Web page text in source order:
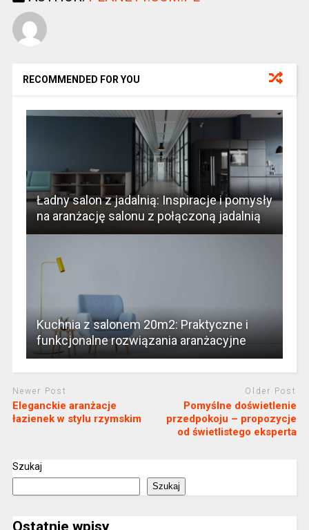
RECOMMENDED FOR YOU
Ładny salon z jadalnią: Inspiracje i pomysły
na aranżację salonu z połączoną jadalnią
Kuchnia z salonem 20m2: Praktyczne i
funkcjonalne rozwiązania aranżacyjne
Newer Post
Eleganckie aranżacje
łazienek w stylu rzymskim
Older Post
Pomyślne doświetlenie
przedpokoju – propozycje
od świetlistego eksperta
Szukaj
Szukaj
Ostatnie wpisy